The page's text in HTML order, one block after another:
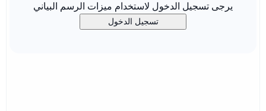
يرجى تسجيل الدخول لاستخدام ميزات الرسم البياني
تسجيل الدخول